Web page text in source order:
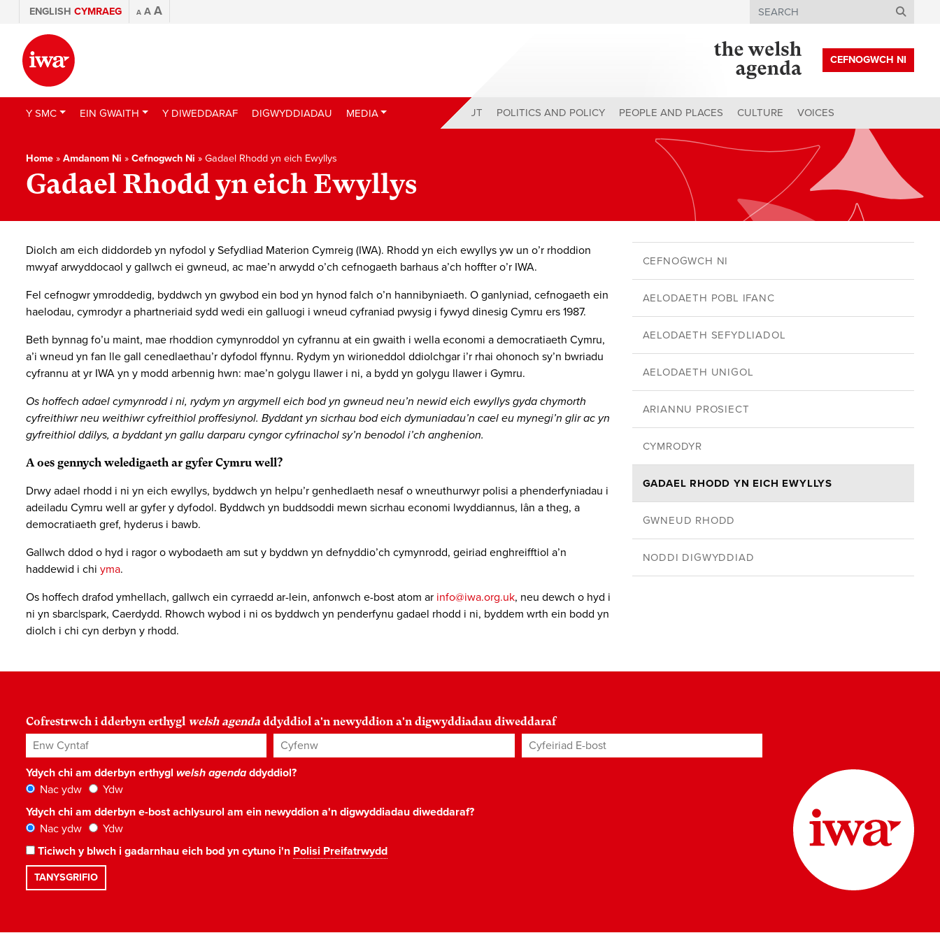
ENGLISH CYMRAEG A A A Search
CEFNOGWCH NI
Y SMC EIN GWAITH Y DIWEDDARAF DIGWYDDIADAU MEDIA ABOUT POLITICS AND POLICY PEOPLE AND PLACES CULTURE VOICES
Home » Amdanom Ni » Cefnogwch Ni » Gadael Rhodd yn eich Ewyllys
Gadael Rhodd yn eich Ewyllys
Diolch am eich diddordeb yn nyfodol y Sefydliad Materion Cymreig (IWA). Rhodd yn eich ewyllys yw un o’r rhoddion
mwyaf arwyddocaol y gallwch ei gwneud, ac mae’n arwydd o’ch cefnogaeth barhaus a’ch hoffter o’r IWA.
Fel cefnogwr ymroddedig, byddwch yn gwybod ein bod yn hynod falch o’n hannibyniaeth. O ganlyniad, cefnogaeth ein
haelodau, cymrodyr a phartneriaid sydd wedi ein galluogi i wneud cyfraniad pwysig i fywyd dinesig Cymru ers 1987.
Beth bynnag fo’u maint, mae rhoddion cymynroddol yn cyfrannu at ein gwaith i wella economi a democratiaeth Cymru,
a’i wneud yn fan lle gall cenedlaethau’r dyfodol ffynnu. Rydym yn wirioneddol ddiolchgar i’r rhai ohonoch sy’n bwriadu
cyfrannu at yr IWA yn y modd arbennig hwn: mae’n golygu llawer i ni, a bydd yn golygu llawer i Gymru.
Os hoffech adael cymynrodd i ni, rydym yn argymell eich bod yn gwneud neu’n newid eich ewyllys gyda chymorth
cyfreithiwr neu weithiwr cyfreithiol proffesiynol. Byddant yn sicrhau bod eich dymuniadau’n cael eu mynegi’n glir ac yn
gyfreithiol ddilys, a byddant yn gallu darparu cyngor cyfrinachol sy’n benodol i’ch anghenion.
A oes gennych weledigaeth ar gyfer Cymru well?
Drwy adael rhodd i ni yn eich ewyllys, byddwch yn helpu’r genhedlaeth nesaf o wneuthurwyr polisi a phenderfyniadau i
adeiladu Cymru well ar gyfer y dyfodol. Byddwch yn buddsoddi mewn sicrhau economi lwyddiannus, lân a theg, a
democratiaeth gref, hyderus i bawb.
Gallwch ddod o hyd i ragor o wybodaeth am sut y byddwn yn defnyddio’ch cymynrodd, geiriad enghreifftiol a’n
haddewid i chi yma.
Os hoffech drafod ymhellach, gallwch ein cyrraedd ar-lein, anfonwch e-bost atom ar info@iwa.org.uk, neu dewch o hyd i
ni yn sbarc|spark, Caerdydd. Rhowch wybod i ni os byddwch yn penderfynu gadael rhodd i ni, byddem wrth ein bodd yn
diolch i chi cyn derbyn y rhodd.
CEFNOGWCH NI
AELODAETH POBL IFANC
AELODAETH SEFYDLIADOL
AELODAETH UNIGOL
ARIANNU PROSIECT
CYMRODYR
GADAEL RHODD YN EICH EWYLLYS
GWNEUD RHODD
NODDI DIGWYDDIAD
Cofrestrwch i dderbyn erthygl welsh agenda ddyddiol a'n newyddion a'n digwyddiadau diweddaraf
Enw Cyntaf Cyfenw Cyfeiriad E-bost*
Ydych chi am dderbyn erthygl welsh agendaddyddiol?
Nac ydw
Ydw
Ydych chi am dderbyn e-bost achlysurol am ein newyddion a'n digwyddiadau diweddaraf?
Nac ydw
Ydw
Ticiwch y blwch i gadarnhau eich bod yn cytuno i'n Polisi Preifatrwydd